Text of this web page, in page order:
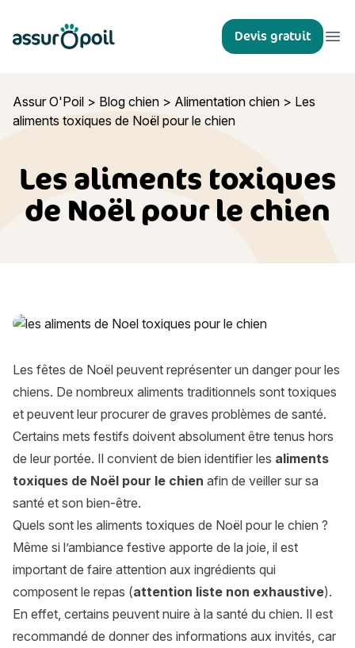
Assur O'Poil Devis gratuit
Assur O'Poil > Blog chien > Alimentation chien > Les
aliments toxiques de Noël pour le chien
Les aliments toxiques
de Noël pour le chien
Les aliments toxiques de Noël pour le chien
Les fêtes de Noël peuvent représenter un danger pour les
chiens. De nombreux aliments traditionnels sont toxiques
et peuvent leur procurer de graves problèmes de santé.
Certains mets festifs doivent absolument être tenus hors
de leur portée. Il convient de bien identifier les aliments
toxiques de Noël pour le chien afin de veiller sur sa
santé et son bien-être.
Quels sont les aliments toxiques de Noël pour le chien ?
Même si l’ambiance festive apporte de la joie, il est
important de faire attention aux ingrédients qui
composent le repas (attention liste non exhaustive).
En effet, certains peuvent nuire à la santé du chien. Il est
recommandé de donner des informations aux invités, car